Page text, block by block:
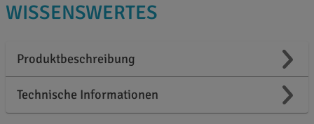
WISSENSWERTES
Produktbeschreibung
Technische Informationen